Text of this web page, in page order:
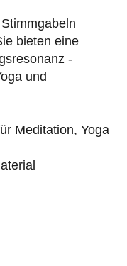
bieten eine
-
und
Meditation, Yoga